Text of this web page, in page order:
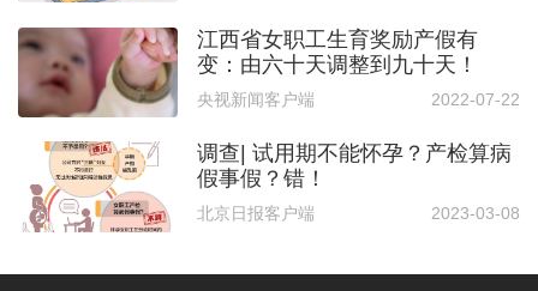
江西省女职工生育奖励产假有
变：由六十天调整到九十天！
央视新闻客户端 2022-07-22
调查| 试用期不能怀孕？产检算病
假事假？错！
北京日报客户端 2023-03-08